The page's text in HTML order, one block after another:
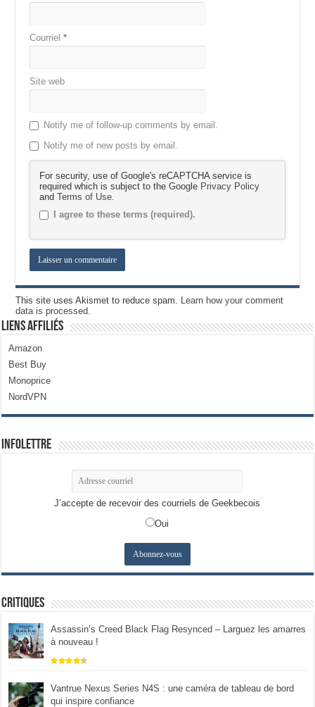
Courriel*
Site web
Notify me of follow-up comments by email.
Notify me of new posts by email.
For security, use of Google's reCAPTCHA service is
required which is subject to the Google Privacy Policy
andTerms of Use
I agree to these terms (required).
This site uses Akismet to reduce spam. Learn how your comment
data is processed.
Liens Affiliés
Amazon
Best Buy
Monoprice
NordVPN
Infolettre
J’accepte de recevoir des courriels de Geekbecois
Oui
Critiques
Assassin’s Creed Black Flag Resynced – Larguez les amarres
à nouveau !
Vantrue Nexus Series N4S : une caméra de tableau de bord
qui inspire confiance